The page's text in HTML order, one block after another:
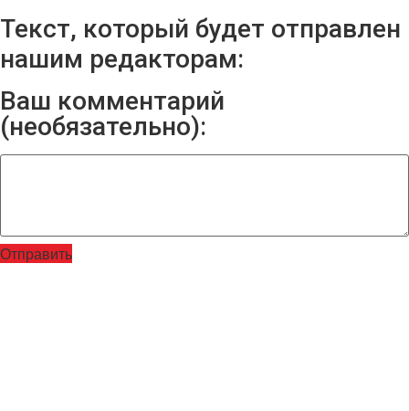
Текст, который будет отправлен
нашим редакторам:
Ваш комментарий
(необязательно):
Отправить